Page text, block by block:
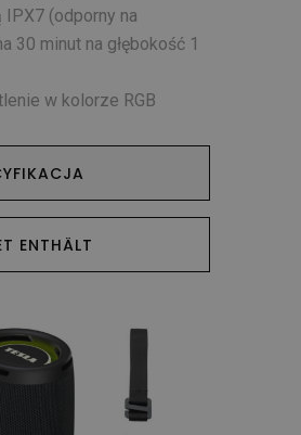
(odporny na
30 minut na głębokość 1
w kolorze RGB
ENTHÄLT